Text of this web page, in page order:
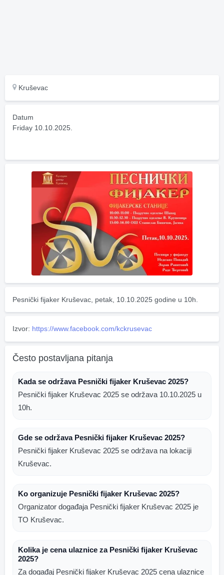
Kruševac
Datum
Friday 10.10.2025.
Pesnički fijaker Kruševac, petak, 10.10.2025 godine u 10h.
Izvor: https://www.facebook.com/kckrusevac
Često postavljana pitanja
Kada se održava Pesnički fijaker Kruševac 2025?
Pesnički fijaker Kruševac 2025 se održava 10.10.2025 u
10h.
Gde se održava Pesnički fijaker Kruševac 2025?
Pesnički fijaker Kruševac 2025 se održava na lokaciji
Kruševac.
Ko organizuje Pesnički fijaker Kruševac 2025?
Organizator događaja Pesnički fijaker Kruševac 2025 je
TO Kruševac.
Kolika je cena ulaznice za Pesnički fijaker Kruševac
2025?
Za događaj Pesnički fijaker Kruševac 2025 cena ulaznice